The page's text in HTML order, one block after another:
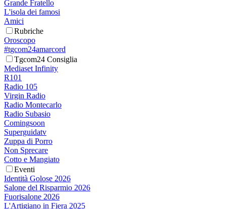
Grande Fratello
L'isola dei famosi
Amici
Rubriche
Oroscopo
#tgcom24amarcord
Tgcom24 Consiglia
Mediaset Infinity
R101
Radio 105
Virgin Radio
Radio Montecarlo
Radio Subasio
Comingsoon
Superguidatv
Zuppa di Porro
Non Sprecare
Cotto e Mangiato
Eventi
Identità Golose 2026
Salone del Risparmio 2026
Fuorisalone 2026
L'Artigiano in Fiera 2025